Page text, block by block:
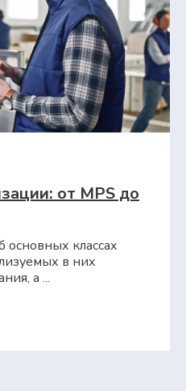
от MPS до
основных классах
в них
а ...